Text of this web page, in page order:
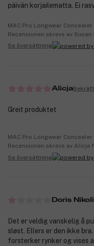
päivän korjailematta. Ei
MAC Pro Longwear
Recensionen skrevs av
Se översättning
Alicja
Greit produktet
MAC Pro Longwear Concealer
Recensionen skrevs av
Se översättning
Doris
Det er veldig vanskelig å
sløst. Ellers er den ikke
forsterker rynker og vises